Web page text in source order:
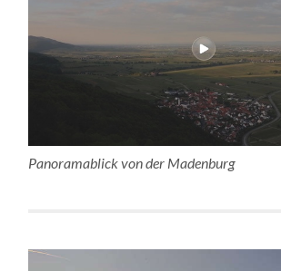
Panoramablick von der Madenburg